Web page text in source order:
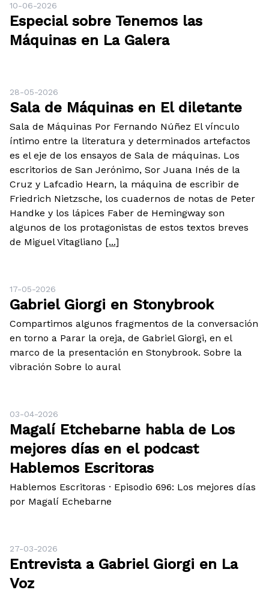
10-06-2026
Especial sobre Tenemos las
Máquinas en La Galera
28-05-2026
Sala de Máquinas en El diletante
Sala de Máquinas Por Fernando Núñez El vínculo
íntimo entre la literatura y determinados artefactos
es el eje de los ensayos de Sala de máquinas. Los
escritorios de San Jerónimo, Sor Juana Inés de la
Cruz y Lafcadio Hearn, la máquina de escribir de
Friedrich Nietzsche, los cuadernos de notas de Peter
Handke y los lápices Faber de Hemingway son
algunos de los protagonistas de estos textos breves
de Miguel Vitagliano [...]
17-05-2026
Gabriel Giorgi en Stonybrook
Compartimos algunos fragmentos de la conversación
en torno a Parar la oreja, de Gabriel Giorgi, en el
marco de la presentación en Stonybrook. Sobre la
vibración Sobre lo aural
03-04-2026
Magalí Etchebarne habla de Los
mejores días en el podcast
Hablemos Escritoras
Hablemos Escritoras · Episodio 696: Los mejores días
por Magalí Echebarne
27-03-2026
Entrevista a Gabriel Giorgi en La
Voz